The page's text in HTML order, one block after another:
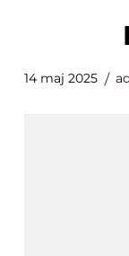
14 maj 2025